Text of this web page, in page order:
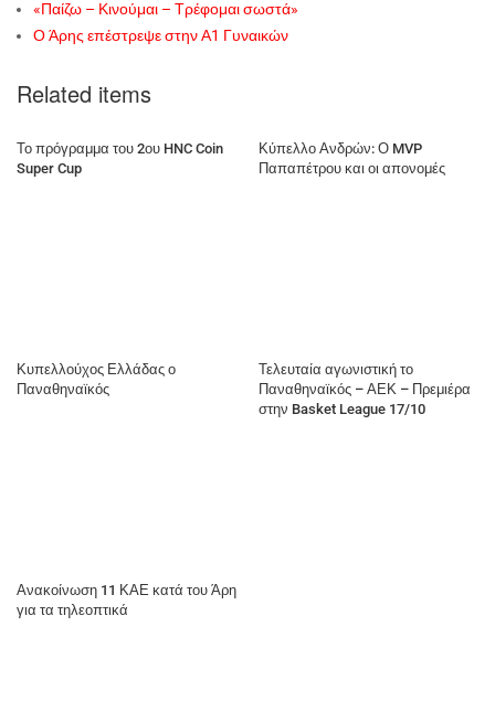
«Παίζω – Κινούμαι – Τρέφομαι σωστά»
Ο Άρης επέστρεψε στην Α1 Γυναικών
Related items
Το πρόγραμμα του 2ου HNC Coin
Super Cup
Κύπελλο Ανδρών: Ο MVP
Παπαπέτρου και οι απονομές
Κυπελλούχος Ελλάδας ο
Παναθηναϊκός
Τελευταία αγωνιστική το
Παναθηναϊκός – ΑΕΚ – Πρεμιέρα
στην Basket League 17/10
Ανακοίνωση 11 ΚΑΕ κατά του Άρη
για τα τηλεοπτικά